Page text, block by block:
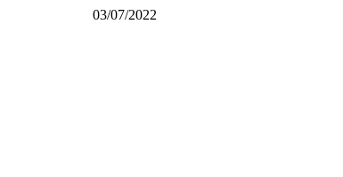
03/07/2022